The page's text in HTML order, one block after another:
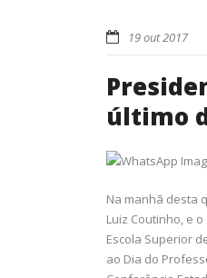
19 out 2017
último
Na manhã desta
Luiz Coutinho, e
Escola Superior
ao Dia do